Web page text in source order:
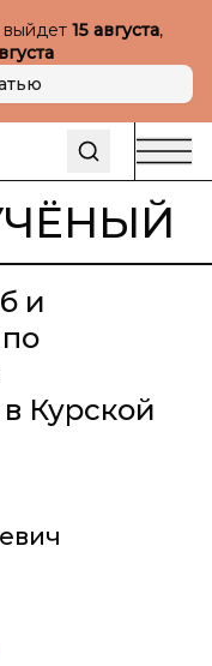
выйдет 15 августа,
и
Курской